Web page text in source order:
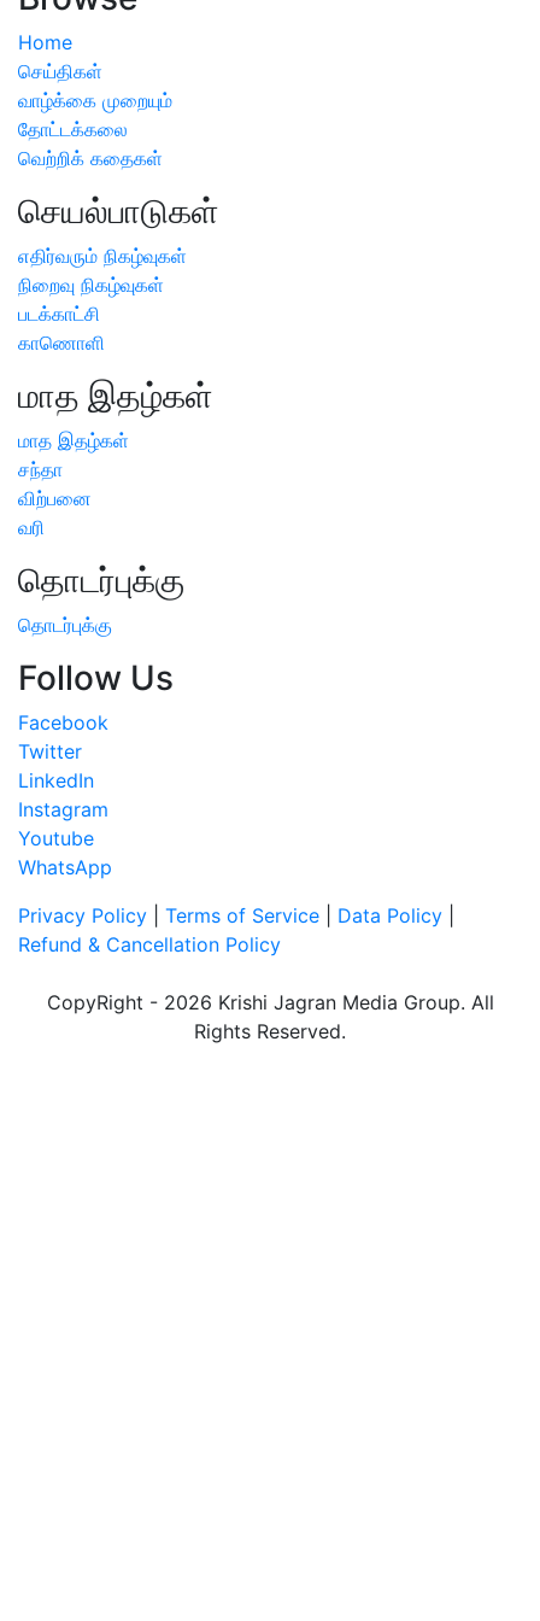
Home
செய்திகள்
வாழ்க்கை முறையும்
தோட்டக்கலை
வெற்றிக் கதைகள்
செயல்பாடுகள்
எதிர்வரும் நிகழ்வுகள்
நிறைவு நிகழ்வுகள்
படக்காட்சி
காணொளி
மாத இதழ்கள்
மாத இதழ்கள்
சந்தா
விற்பனை
வரி
தொடர்புக்கு
தொடர்புக்கு
Follow Us
Facebook
Twitter
LinkedIn
Instagram
Youtube
WhatsApp
Privacy Policy
Terms of Service Data Policy
Refund & Cancellation Policy
CopyRight - 2026 Krishi Jagran Media Group. All
Rights Reserved.